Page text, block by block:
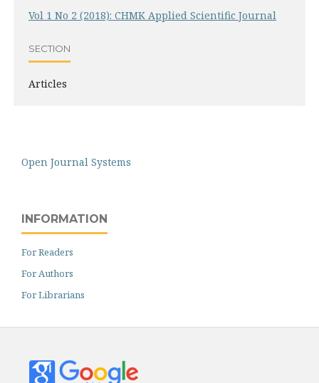
Vol 1 No 2 (2018): CHMK Applied Scientific Journal
SECTION
Articles
Open Journal Systems
INFORMATION
For Readers
For Authors
For Librarians